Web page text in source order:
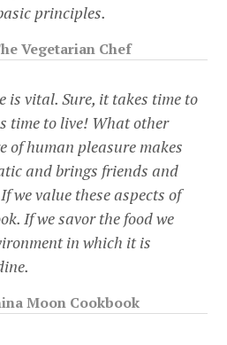
principles.
Vegetarian Chef
is vital. Sure, it takes time to
time to live! What other
of human pleasure makes
and brings friends and
we value these aspects of
If we savor the food we
in which it is
Moon Cookbook